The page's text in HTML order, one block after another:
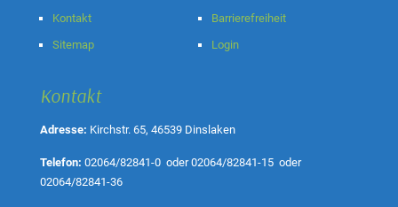
Kontakt
Sitemap
Barrierefreiheit
Login
Kontakt
Adresse: Kirchstr. 65, 46539 Dinslaken
Telefon: 02064/82841-0 oder02064/82841-15 oder
02064/82841-36